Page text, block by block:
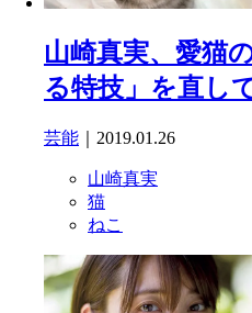
山崎真実、愛猫
る特技」を直し
芸能 ｜2019.01.26
山崎真実
猫
ねこ